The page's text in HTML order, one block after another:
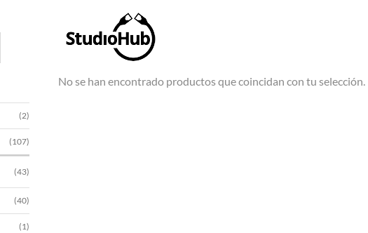
(2)
(107)
(43)
(40)
(1)
No se han encontrado productos que coincidan con tu selección.